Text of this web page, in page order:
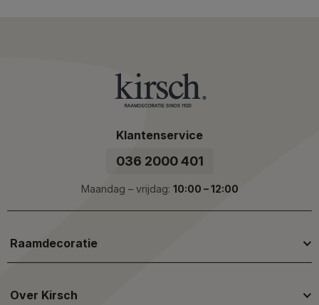
Klantenservice
036 2000 401
Maandag – vrijdag: 10:00 – 12:00
Raamdecoratie
Over Kirsch